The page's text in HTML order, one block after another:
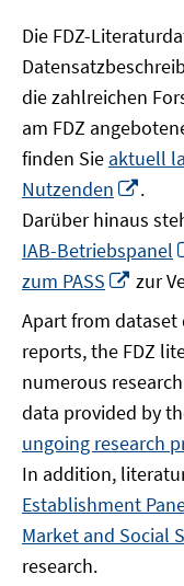
Die FDZ-
die zahlreichen
am FDZ
finden Sie aktuell
Nutzenden
.
Darüber hinaus
IAB-Betriebspanel
zum PASS
In
öffnen
zur
Apart from
reports, the FDZ
numerous
data provided by
ungoing research
In addition,
Establishment
Market and Social
research.